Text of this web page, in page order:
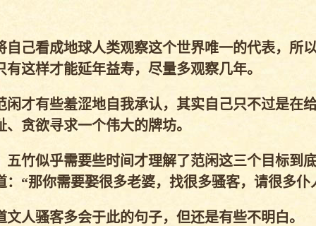
己看成地球人类观察这个世界唯一的代表，所
有这样才能延年益寿，尽量多观察几年。
才有些羞涩地自我承认，其实自己只不过是在
贪欲寻求一个伟大的牌坊。
竹似乎需要些时间才理解了范闲这三个目标到
：“那你需要娶很多老婆，找很多骚客，请很多仆
人骚客多会于此的句子，但还是有些不明白。